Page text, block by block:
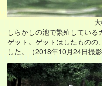
しらかしの池で繁殖してい
ゲット。ゲットはしたものの
した。（2018年10月24日撮影